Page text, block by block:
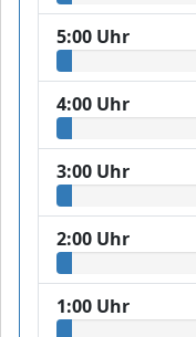
5:00 Uhr
4:00 Uhr
3:00 Uhr
2:00 Uhr
1:00 Uhr